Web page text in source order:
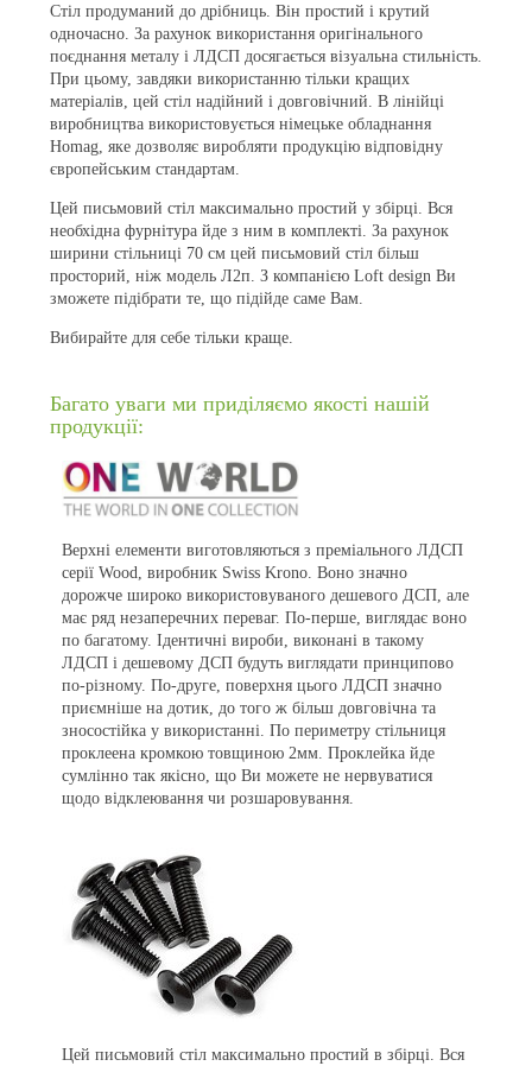
Стіл продуманий до дрібниць. Він простий і крутий
одночасно. За рахунок використання оригінального
поєднання металу і ЛДСП досягається візуальна стильність.
При цьому, завдяки використанню тільки кращих
матеріалів, цей стіл надійний і довговічний. В лінійці
виробництва використовується німецьке обладнання
Homag , яке дозволяє виробляти продукцію відповідну
європейським стандартам.
Цей письмовий стіл максимально простий у збірці. Вся
необхідна фурнітура йде з ним в комплекті. За рахунок
ширини стільниці 70 см цей письмовий стіл більш
просторий, ніж модель Л2п. З компанією Loft design Ви
зможете підібрати те, що підійде саме Вам.
Вибирайте для себе тільки краще.
Багато уваги ми приділяємо якості нашій
продукції:
Верхні елементи виготовляються з преміального ЛДСП
серії Wood, виробник Swiss Krono. Воно значно
дорожче широко використовуваного дешевого ДСП, але
має ряд незаперечних переваг. По-перше, виглядає воно
по багатому. Ідентичні вироби, виконані в такому
ЛДСП і дешевому ДСП будуть виглядати принципово
по-різному. По-друге, поверхня цього ЛДСП значно
приємніше на дотик, до того ж більш довговічна та
зносостійка у використанні. По периметру стільниця
проклеена кромкою товщиною 2мм. Проклейка йде
сумлінно так якісно, що Ви можете не нервуватися
щодо відклеювання чи розшаровування.
Цей письмовий стіл максимально простий в збірці. Вся